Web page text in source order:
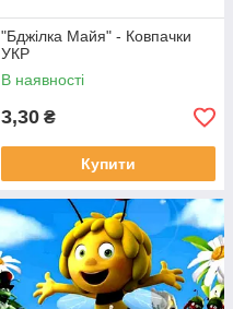
"Бджілка Майя" - Ковпачки
УКР
В наявності
3,30 ₴
Купити